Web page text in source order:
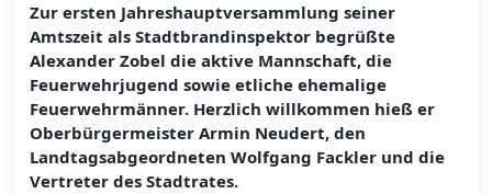
Zur ersten Jahreshauptversammlung seiner
Amtszeit als Stadtbrandinspektor begrüßte
Alexander Zobel die aktive Mannschaft, die
Feuerwehrjugend sowie etliche ehemalige
Feuerwehrmänner. Herzlich willkommen hieß er
Oberbürgermeister Armin Neudert, den
Landtagsabgeordneten Wolfgang Fackler und die
Vertreter des Stadtrates.